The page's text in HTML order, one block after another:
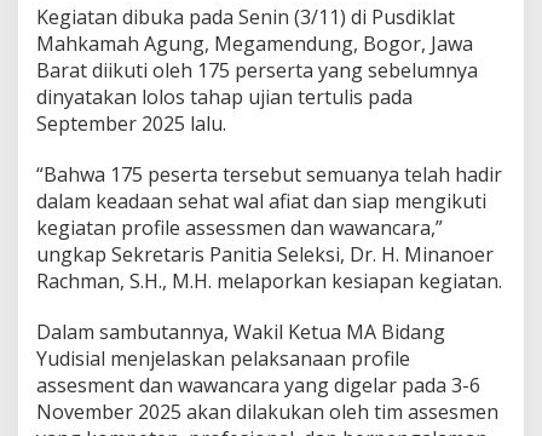
d
a
n
W
a
n
c
a
r
a
S
e
k
s
i
C
Kegiatan dibuka pada Senin (3/11) di Pusdiklat
Mahkamah Agung, Megamendung, Bogor, Jawa
Barat diikuti oleh 175 perserta yang sebelumnya
dinyatakan lolos tahap ujian tertulis pada
September 2025 lalu.
“Bahwa 175 peserta tersebut semuanya telah hadir
dalam keadaan sehat wal afiat dan siap mengikuti
kegiatan profile assessmen dan wawancara,”
ungkap Sekretaris Panitia Seleksi, Dr. H. Minanoer
Rachman, S.H., M.H. melaporkan kesiapan kegiatan.
Dalam sambutannya, Wakil Ketua MA Bidang
Yudisial menjelaskan pelaksanaan profile
assesment dan wawancara yang digelar pada 3-6
November 2025 akan dilakukan oleh tim assesmen